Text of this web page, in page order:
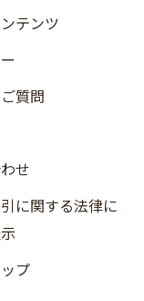
テンツ
質問
せ
に関する法律に
プ